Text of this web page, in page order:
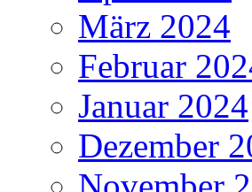
März 2024
Februar
Januar 2024
Dezember